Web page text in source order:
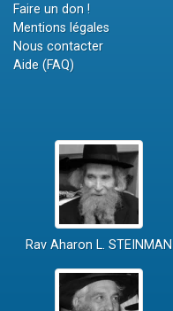
Faire un don !
Mentions légales
Nous contacter
Aide (FAQ)
Rav Aharon L. STEINMAN